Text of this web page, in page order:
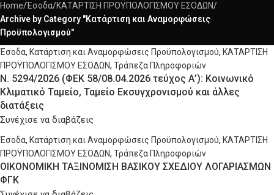
Home/Έσοδα/ΚΑΤΑΡΤΙΣΗ ΠΡΟΫΠΟΛΟΓΙΣΜΟΥ ΕΣΟΔΩΝ/
Archive by Category "Κατάρτιση και Αναμορφώσεις
Προϋπολογισμού"
Έσοδα, Κατάρτιση και Αναμορφώσεις Προϋπολογισμού, ΚΑΤΑΡΤΙΣΗ
ΠΡΟΫΠΟΛΟΓΙΣΜΟΥ ΕΣΟΔΩΝ, Τράπεζα Πληροφοριών
Ν. 5294/2026 (ΦΕΚ 58/08.04.2026 τεύχος Α’): Κοινωνικό
Κλιματικό Ταμείο, Ταμείο Εκσυγχρονισμού και άλλες
διατάξεις
Συνέχισε να διαβάζεις
Έσοδα, Κατάρτιση και Αναμορφώσεις Προϋπολογισμού, ΚΑΤΑΡΤΙΣΗ
ΠΡΟΫΠΟΛΟΓΙΣΜΟΥ ΕΣΟΔΩΝ, Τράπεζα Πληροφοριών
ΟΙΚΟΝΟΜΙΚΗ ΤΑΞΙΝOΜΙΣΗ ΒΑΣΙΚΟΥ ΣΧΕΔΙΟΥ ΛΟΓΑΡΙΑΣΜΩΝ
ΦΓΚ